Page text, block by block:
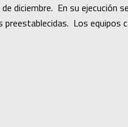
diciembre. En su ejecución
Los